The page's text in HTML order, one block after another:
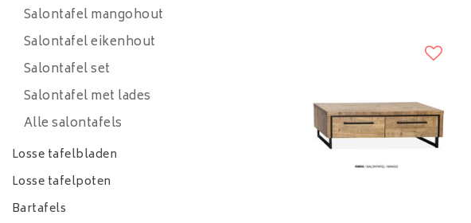
Salontafel mangohout
Salontafel eikenhout
Salontafel set
Salontafel met lades
Alle salontafels
Losse tafelbladen
Losse tafelpoten
Bartafels